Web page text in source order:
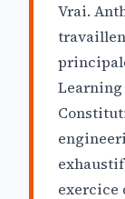
Vrai.
Learning
exercice